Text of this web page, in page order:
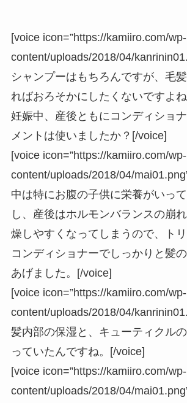
[voice icon=”https://kamiiro.com/wp-
content/uploads/2018/04/
シャンプーはもちろんですが、毛
ればおろそかにしたくないですよね
妊娠中、産後ともにコンディショ
メントは使いましたか？[/voice]
[voice icon=”https://kamiiro.com/wp-
content/uploads/2018/04/
中は特にお腹の子供に栄養がいっ
し、産後はホルモンバランスの崩
燥しやすくなってしまうので、ト
コンディショナーでしっかりと髪
あげました。[/voice]
[voice icon=”https://kamiiro.com/wp-
content/uploads/2018/04/
髪内部の保湿と、キューティクル
っていたんですね。[/voice]
[voice icon=”https://kamiiro.com/wp-
content/uploads/2018/04/